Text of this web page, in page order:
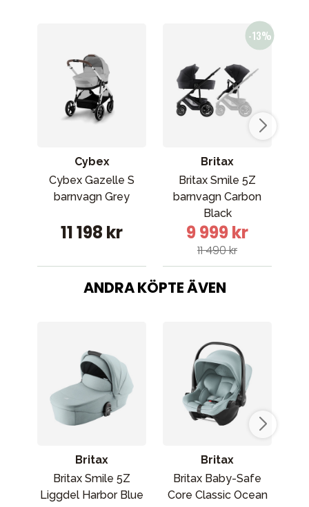
Cybex
Cybex Gazelle S
barnvagn Grey
11 198 kr
Britax
Britax Smile 5Z
barnvagn Carbon
Black
9 999 kr
11 490 kr
ANDRA KÖPTE ÄVEN
Britax
Britax Smile 5Z
Liggdel Harbor Blue
Britax
Britax Baby-Safe
Core Classic Ocean